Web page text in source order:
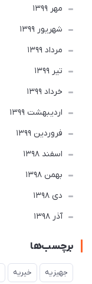
مهر 1399
شهریور 1399
مرداد 1399
تير 1399
خرداد 1399
ارديبهشت 1399
فروردین 1399
اسفند 1398
بهمن 1398
دی 1398
آذر 1398
برچسب‌ها
جهیزیه خیریه